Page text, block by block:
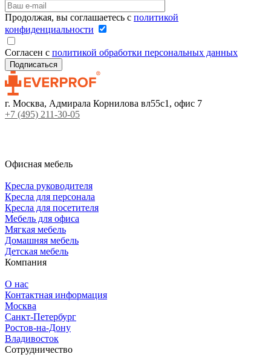
Продолжая, вы соглашаетесь с политикой
конфиденциальности
Согласен с политикой обработки персональных данных
г. Москва, Адмирала Корнилова вл55с1, офис 7
+7 (495) 211-30-05
Офисная мебель
Кресла руководителя
Кресла для персонала
Кресла для посетителя
Мебель для офиса
Мягкая мебель
Домашняя мебель
Детская мебель
Компания
О нас
Контактная информация
Москва
Санкт-Петербург
Ростов-на-Дону
Владивосток
Сотрудничество